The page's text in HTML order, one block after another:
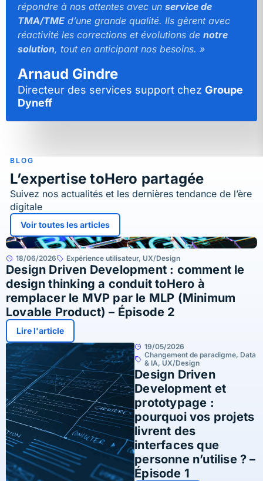
répondre à nos attentes avec un service de
TMA/TME d’une grande qualité. Ils gèrent avec
réactivité les corrections et évolutions de notre
solution, tout en anticipant nos besoins. »
Arnaud Gindre
Directeur des services support chez Groupe
Dyneff
BLOG
L’expertise toHero partagée
Suivez nos actualités et les dernières tendance de l’ère
digitale
Voir toutes les articles
18/06/2026 Expérience utilisateur, UX/Design
Design Driven Development : comment le
design thinking a conduit toHero à
remplacer le MVP par le MLP (Minimum
Lovable Product) – Épisode 2
Lire l'article
19/05/2026
Changement de paradigme, Data
& IA, UX/Design
Design Driven
Development et
prototypage :
pourquoi vos projets
livrent des
interfaces que
personne n’utilise ? –
Épisode 1